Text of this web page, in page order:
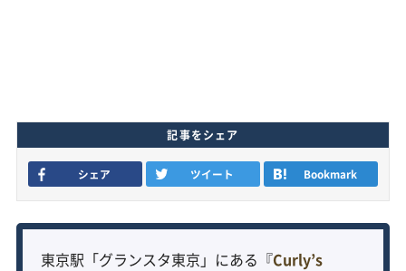
記事をシェア
シェア ツイート Bookmark
東京駅「グランスタ東京」にある『Curly’s